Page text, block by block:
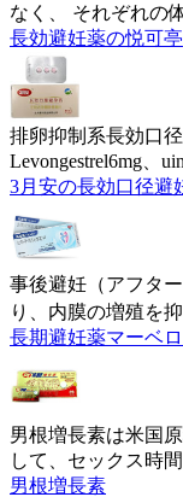
なく、 それぞれの
長効避妊薬の悦可亭
排卵抑制系長効口
Levongestrel6mg、
3月安の長効口径避
事後避妊（アフタ
り、内膜の増殖を
長期避妊薬マーベ
男根増長素は米国
して、セックス時
男根増長素